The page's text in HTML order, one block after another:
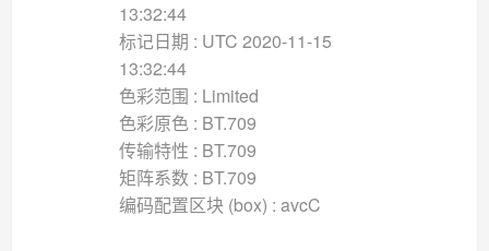
13:32:44
标记日期 : UTC 2020-11-15
13:32:44
色彩范围 : Limited
色彩原色 : BT.709
传输特性 : BT.709
矩阵系数 : BT.709
编码配置区块 (box) : avcC